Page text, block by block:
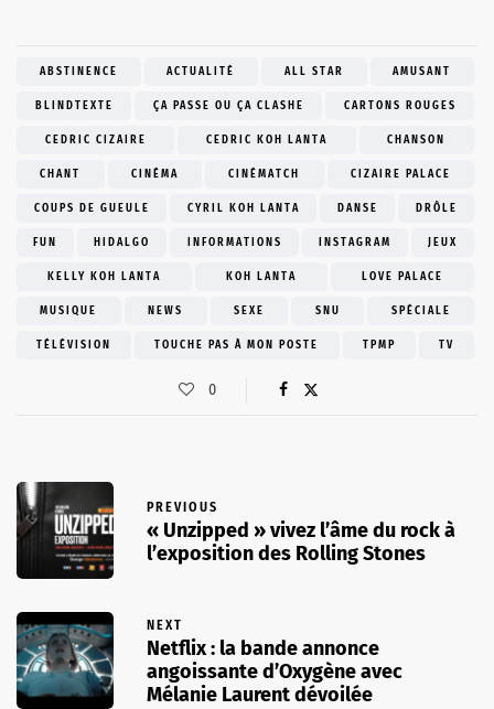
ABSTINENCE ACTUALITÉ ALL STAR AMUSANT
BLINDTEXTE ÇA PASSE OU ÇA CLASHE CARTONS ROUGES
CEDRIC CIZAIRE CEDRIC KOH LANTA CHANSON
CHANT CINÉMA CINÉMATCH CIZAIRE PALACE
COUPS DE GUEULE CYRIL KOH LANTA DANSE DRÔLE
FUN HIDALGO INFORMATIONS INSTAGRAM JEUX
KELLY KOH LANTA KOH LANTA LOVE PALACE
MUSIQUE NEWS SEXE SNU SPÉCIALE
TÉLÉVISION TOUCHE PAS À MON POSTE TPMP TV
0
PREVIOUS
« Unzipped » vivez l’âme du rock à
l’exposition des Rolling Stones
NEXT
Netflix : la bande annonce
angoissante d’Oxygène avec
Mélanie Laurent dévoilée